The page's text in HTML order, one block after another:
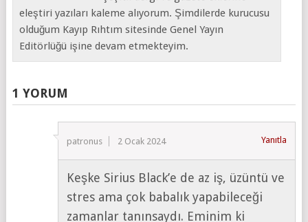
eleştiri yazıları kaleme alıyorum. Şimdilerde kurucusu
olduğum Kayıp Rıhtım sitesinde Genel Yayın
Editörlüğü işine devam etmekteyim.
1 YORUM
patronus 2 Ocak 2024 Yanıtla
Keşke Sirius Black’e de az iş, üzüntü ve
stres ama çok babalık yapabileceği
zamanlar tanınsaydı. Eminim ki